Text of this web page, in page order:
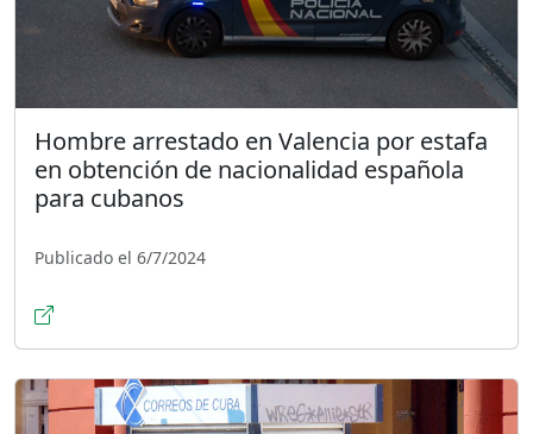
Hombre arrestado en Valencia por estafa
en obtención de nacionalidad española
para cubanos
Publicado el 6/7/2024